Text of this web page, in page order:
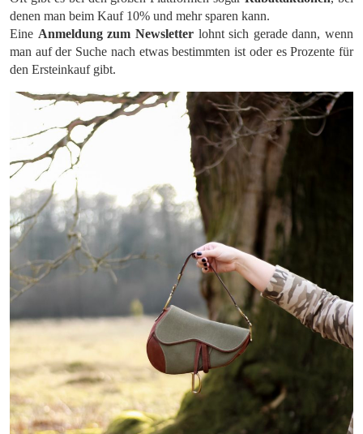
denen man beim Kauf 10% und mehr sparen kann.
Eine Anmeldung zum Newsletterlohnt sich gerade dann, wenn
man auf der Suche nach etwas bestimmten ist oder es Prozente für
den Ersteinkauf gibt.